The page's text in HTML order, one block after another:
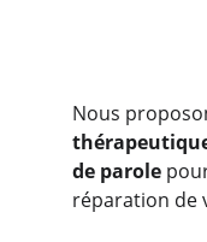
Nous
de parole
réparation de